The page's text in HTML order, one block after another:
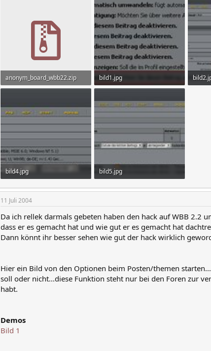
anonym_board_wbb22.zip
bild1.jpg
bild4.jpg
42,8 KB · Aufrufe: 436
bild5.jpg
57,8 KB · Aufrufe: 448
11 Juli 2004
Da ich rellek darmals gebeten haben den hack auf WBB 2.2
dass er es gemacht hat und wie gut er es gemacht hat
Dann könnt ihr besser sehen wie gut der hack wirklich
Hier ein Bild von den Optionen beim Posten/themen
soll oder nicht...diese Funktion steht nur bei den Foren zur
habt.
Demos
Bild 1